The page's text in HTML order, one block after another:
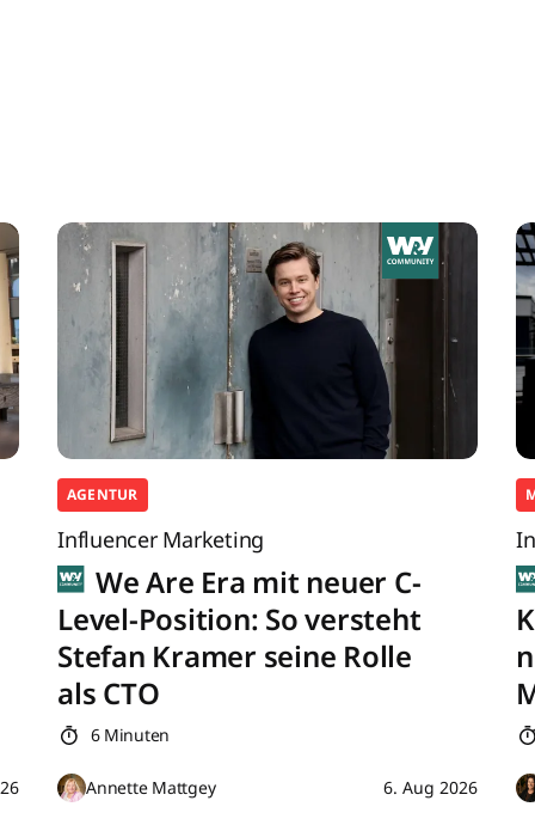
AGENTUR
Influencer Marketing
We Are Era mit neuer C-
Level-Position: So versteht
Stefan Kramer seine Rolle
als CTO
6 Minuten
Annette Mattgey 6. Aug 2026